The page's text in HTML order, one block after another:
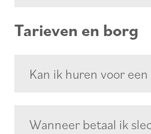
Tarieven en borg
Kan ik huren voor
Wanneer betaal ik